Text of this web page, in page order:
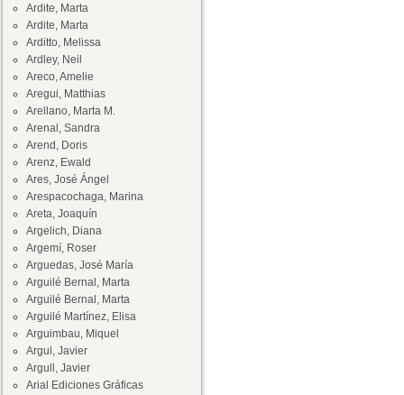
Ardite, Marta
Ardite, Marta
Arditto, Melissa
Ardley, Neil
Areco, Amelie
Aregui, Matthias
Arellano, Marta M.
Arenal, Sandra
Arend, Doris
Arenz, Ewald
Ares, José Ángel
Arespacochaga, Marina
Areta, Joaquín
Argelich, Diana
Argemí, Roser
Arguedas, José María
Arguilé Bernal, Marta
Arguilé Bernal, Marta
Arguilé Martínez, Elisa
Arguimbau, Miquel
Argul, Javier
Argull, Javier
Arial Ediciones Gráficas